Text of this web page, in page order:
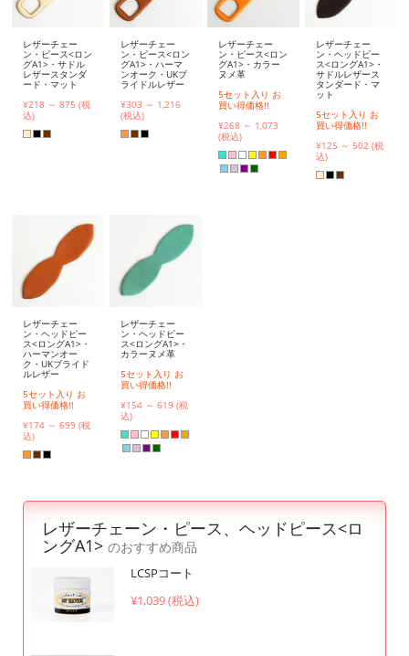
レザーチェー
ン・ピース<ロン
グA1>・サドル
レザースタンダ
ード・マット
¥218 ～ 875 (税
込)
レザーチェー
ン・ピース<ロン
グA1>・ハーマ
ンオーク・UKブ
ライドルレザー
¥303 ～ 1,216
(税込)
レザーチェー
ン・ピース<ロン
グA1>・カラー
ヌメ革
5セット入り お
買い得価格!!
¥268 ～ 1,073
(税込)
レザーチェー
ン・ヘッドピー
ス<ロングA1>・
サドルレザース
タンダード・マ
ット
5セット入り お
買い得価格!!
¥125 ～ 502 (税
込)
レザーチェー
ン・ヘッドピー
ス<ロングA1>・
ハーマンオー
ク・UKブライド
ルレザー
5セット入り お
買い得価格!!
¥174 ～ 699 (税
込)
レザーチェー
ン・ヘッドピー
ス<ロングA1>・
カラーヌメ革
5セット入り お
買い得価格!!
¥154 ～ 619 (税
込)
レザーチェーン・ピース、ヘッドピース<ロ
ングA1> のおすすめ商品
LCSPコート
¥1,039 (税込)